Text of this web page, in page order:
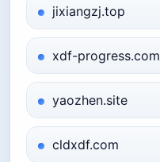
jixiangzj.top
xdf-progress.com
yaozhen.site
cldxdf.com